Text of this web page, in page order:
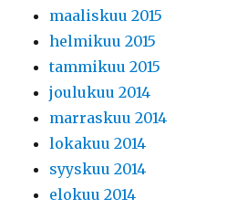
maaliskuu 2015
helmikuu 2015
tammikuu 2015
joulukuu 2014
marraskuu 2014
lokakuu 2014
syyskuu 2014
elokuu 2014